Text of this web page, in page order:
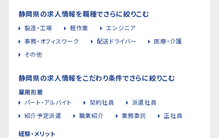
静岡県の求人情報を職種でさらに絞りこむ
製造・工場 軽作業
エンジニア
事務・オフィスワーク
配送ドライバー
医療・介護
その他
静岡県の求人情報をこだわり条件でさらに絞りこむ
雇用形態
パート・アルバイト
契約社員
派遣社員
紹介予定派遣
職業紹介 業務委託 正社員
経験・メリット